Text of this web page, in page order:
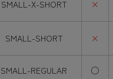
SMALL-X-SHORT ×
SMALL-SHORT ×
SMALL-REGULAR ○